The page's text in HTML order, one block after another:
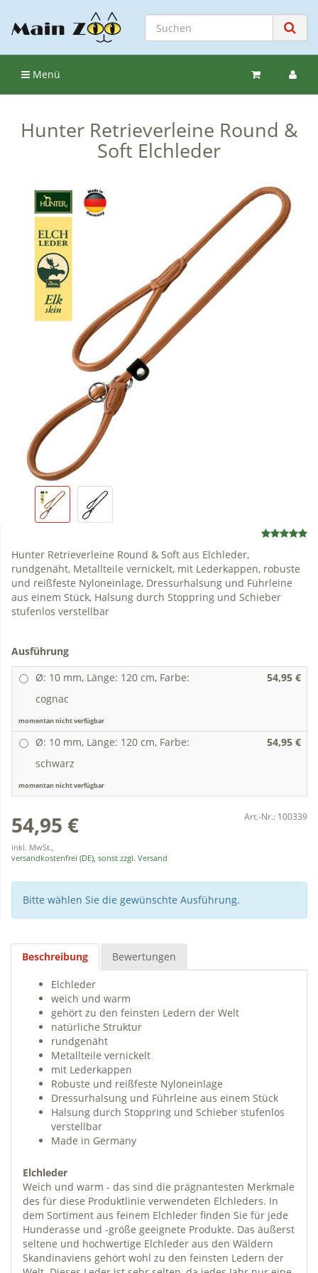
Menü
Hunter Retrieverleine Round &
Soft Elchleder
Hunter Retrieverleine Round & Soft aus Elchleder,
rundgenäht, Metallteile vernickelt, mit Lederkappen, robuste
und reißfeste Nyloneinlage, Dressurhalsung und Führleine
aus einem Stück, Halsung durch Stoppring und Schieber
stufenlos verstellbar
Ausführung
Ø: 10 mm, Länge: 120 cm, Farbe:
cognac
54,95 €
momentan nicht verfügbar
Ø: 10 mm, Länge: 120 cm, Farbe:
schwarz
54,95 €
momentan nicht verfügbar
54,95 €
inkl. MwSt.,
versandkostenfrei (DE), sonst zzgl. Versand
Art.-Nr.: 100339
Bitte wählen Sie die gewünschte Ausführung.
Beschreibung Bewertungen
Elchleder
weich und warm
gehört zu den feinsten Ledern der Welt
natürliche Struktur
rundgenäht
Metallteile vernickelt
mit Lederkappen
Robuste und reißfeste Nyloneinlage
Dressurhalsung und Führleine aus einem Stück
Halsung durch Stoppring und Schieber stufenlos
verstellbar
Made in Germany
Elchleder
Weich und warm - das sind die prägnantesten Merkmale
des für diese Produktlinie verwendeten Elchleders. In
dem Sortiment aus feinem Elchleder finden Sie für jede
Hunderasse und -größe geeignete Produkte. Das äußerst
seltene und hochwertige Elchleder aus den Wäldern
Skandinaviens gehört wohl zu den feinsten Ledern der